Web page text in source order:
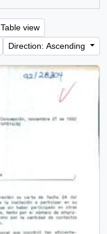
Table view
Direction: Ascending